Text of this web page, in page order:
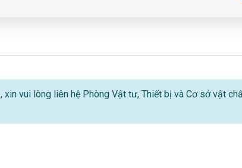
, xin vui lòng liên hệ Phòng Vật tư, Thiết bị và Cơ sở vật